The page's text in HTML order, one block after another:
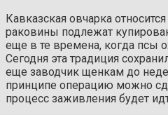
Кавказская овчарка
раковины подлежат
еще в те времена, когда псы
Сегодня эта традиция
еще заводчик щенкам до
принципе операцию можно
процесс заживления будет